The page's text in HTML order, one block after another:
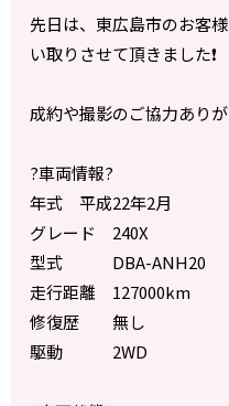
先日は、東広島市のお客
い取りさせて頂きました❗️
成約や撮影のご協力あり
?車両情報?
年式 平成22年2月
グレード 240X
型式 DBA-ANH20
走行距離 127000km
修復歴 無し
駆動 2WD